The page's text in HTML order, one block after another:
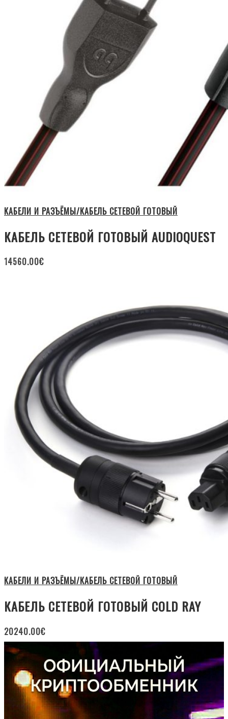
КАБЕЛИ И РАЗЪЁМЫ/КАБЕЛЬ СЕТЕВОЙ ГОТОВЫЙ
КАБЕЛЬ СЕТЕВОЙ ГОТОВЫЙ AUDIOQUEST
14560.00€
КАБЕЛИ И РАЗЪЁМЫ/КАБЕЛЬ СЕТЕВОЙ ГОТОВЫЙ
КАБЕЛЬ СЕТЕВОЙ ГОТОВЫЙ COLD RAY
20240.00€